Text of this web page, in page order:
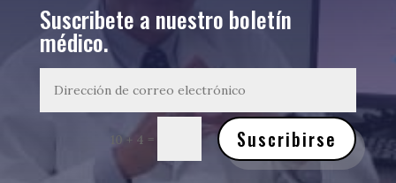
Suscribete a nuestro boletín
médico.
10 + 4 = Suscribirse